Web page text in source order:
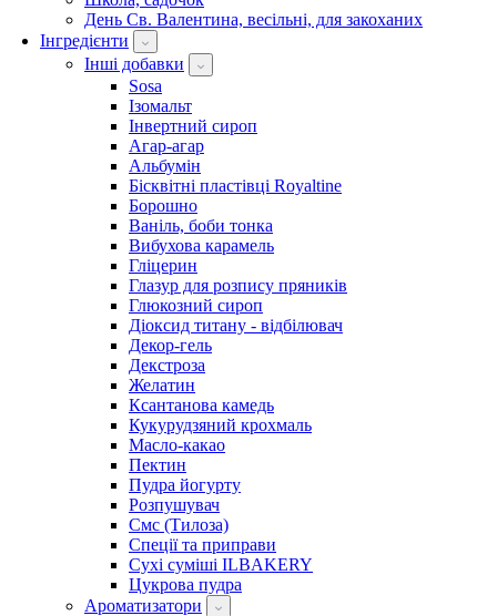
День Св. Валентина, весільні, для закоханих
Інгредієнти
Інші добавки
Sosa
Ізомальт
Інвертний сироп
Агар-агар
Альбумін
Бісквітні пластівці Royaltine
Борошно
Ваніль, боби тонка
Вибухова карамель
Гліцерин
Глазур для розпису пряників
Глюкозний сироп
Діоксид титану - відбілювач
Декор-гель
Декстроза
Желатин
Ксантанова камедь
Кукурудзяний крохмаль
Масло-какао
Пектин
Пудра йогурту
Розпушувач
Смс (Тилоза)
Спеції та приправи
Сухі суміші ILBAKERY
Цукрова пудра
Ароматизатори